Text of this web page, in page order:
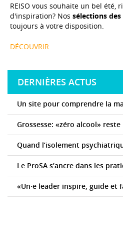
REISO vous souhaite un bel été,
d'inspiration? Nos sélections
toujours à votre disposition.
DÉCOUVRIR
DERNIÈRES ACTUS
Un site pour comprendre la
Grossesse: «zéro alcool»
Quand l’isolement
Le ProSA s’ancre dans les
«Un·e leader inspire, guide et